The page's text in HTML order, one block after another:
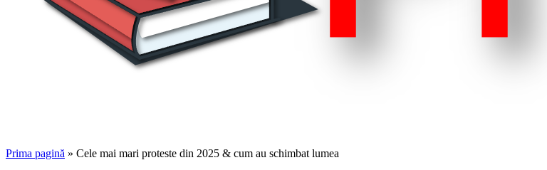
Prima pagină » Cele mai mari proteste din 2025 & cum au schimbat lumea